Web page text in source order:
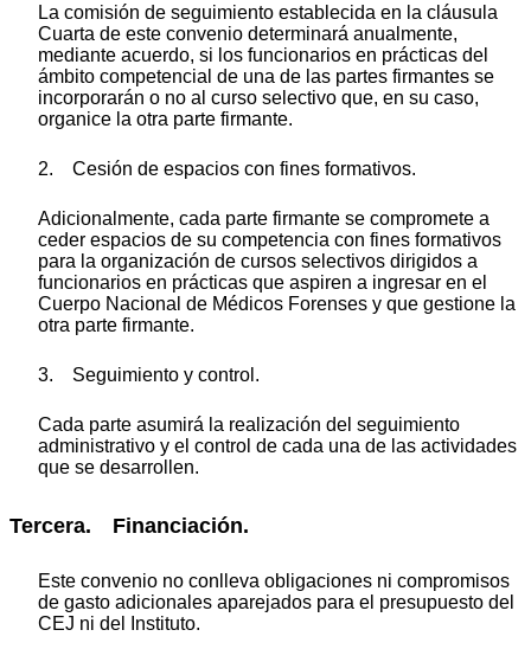
La comisión de seguimiento establecida en la cláusula
Cuarta de este convenio determinará anualmente,
mediante acuerdo, si los funcionarios en prácticas del
ámbito competencial de una de las partes firmantes se
incorporarán o no al curso selectivo que, en su caso,
organice la otra parte firmante.
2. Cesión de espacios con fines formativos.
Adicionalmente, cada parte firmante se compromete a
ceder espacios de su competencia con fines formativos
para la organización de cursos selectivos dirigidos a
funcionarios en prácticas que aspiren a ingresar en el
Cuerpo Nacional de Médicos Forenses y que gestione la
otra parte firmante.
3. Seguimiento y control.
Cada parte asumirá la realización del seguimiento
administrativo y el control de cada una de las actividades
que se desarrollen.
Tercera. Financiación.
Este convenio no conlleva obligaciones ni compromisos
de gasto adicionales aparejados para el presupuesto del
CEJ ni del Instituto.